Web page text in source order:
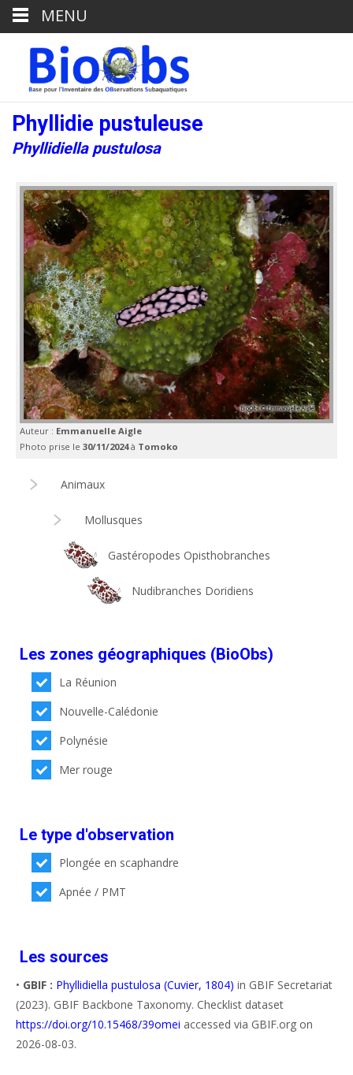
Phyllidie pustuleuse
Phyllidiella pustulosa
Auteur : Emmanuelle Aigle
Photo prise le 30/11/2024à Tomoko
Animaux
Mollusques
Gastéropodes Opisthobranches
Nudibranches Doridiens
Les zones géographiques (BioObs)
La Réunion
Nouvelle-Calédonie
Polynésie
Mer rouge
Le type d'observation
Plongée en scaphandre
Apnée / PMT
Les sources
• GBIF : Phyllidiella pustulosa (Cuvier, 1804) in GBIF Secretariat
(2023). GBIF Backbone Taxonomy. Checklist dataset
https://doi.org/10.15468/39omei accessed via GBIF.org on
2026-08-03.
MENU